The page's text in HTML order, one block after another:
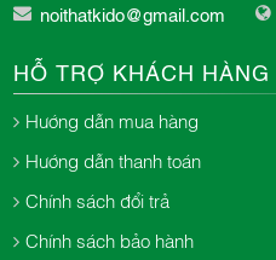
noithatkido@gmail.com
HỖ TRỢ KHÁCH HÀNG
Hướng dẫn mua hàng
Hướng dẫn thanh toán
Chính sách đổi trả
Chính sách bảo hành